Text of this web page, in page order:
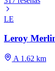
LE
Leroy
A 1.62 km